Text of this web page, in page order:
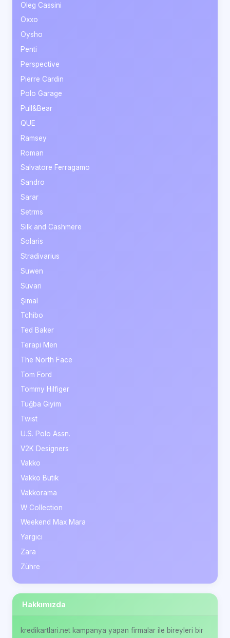
Oleg Cassini
Oxxo
Oysho
Penti
Perspective
Pierre Cardin
Polo Garage
Pull&Bear
QUE
Ramsey
Roman
Salvatore Ferragamo
Sandro
Sarar
Setrms
Silk and Cashmere
Solaris
Stradivarius
Suwen
Süvari
Şimal
Tchibo
Ted Baker
Terapi Men
The North Face
Tom Ford
Tommy Hilfiger
Tuğba Giyim
Twist
U.S. Polo Assn.
V2K Designers
Vakko
Vakko Butik
Vakkorama
W Collection
Weekend Max Mara
Yargıcı
Zara
Zühre
Hakkımızda
kredikartlari.net kampanya yapan firmalar ile bireyleri bir